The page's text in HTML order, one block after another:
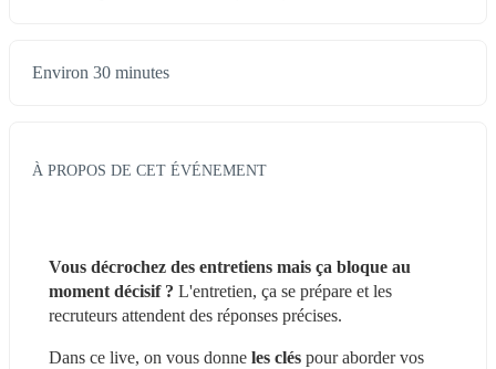
Environ 30 minutes
À PROPOS DE CET ÉVÉNEMENT
Vous décrochez des entretiens mais ça bloque au
moment décisif ? L'entretien, ça se prépare et les
recruteurs attendent des réponses précises.
Dans ce live, on vous donne les clés pour aborder vos